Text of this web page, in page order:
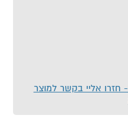
- חזרו אליי בקשר למוצר